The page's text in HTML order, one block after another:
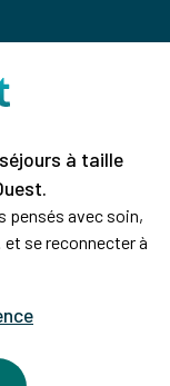
à taille
pensés avec soin,
se reconnecter à